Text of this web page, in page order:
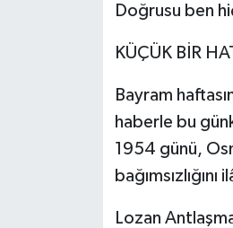
Doğrusu ben
KÜÇÜK BİR
Bayram
haberle bu
1954 günü,
bağımsızlığını
​​Lozan